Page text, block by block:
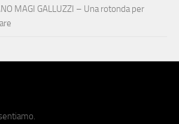
MAGI GALLUZZI – Una rotonda per